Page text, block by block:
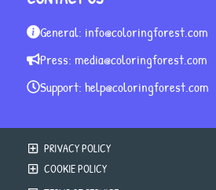
General: info@coloringforest.com
Press: media@coloringforest.com
Support: help@coloringforest.com
PRIVACY POLICY
COOKIE POLICY